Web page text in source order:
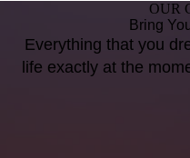
OUR
Bring
Everything that you
life exactly at the